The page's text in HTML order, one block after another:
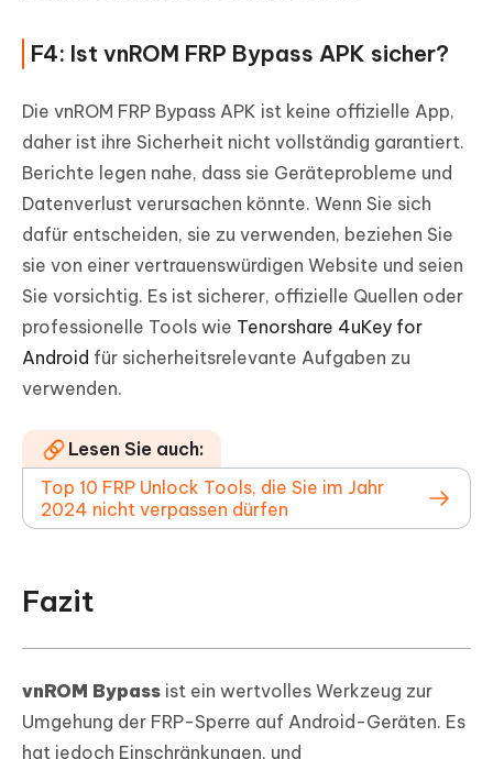
F4: Ist vnROM FRP Bypass APK sicher?
Die vnROM FRP Bypass APK ist keine offizielle App,
daher ist ihre Sicherheit nicht vollständig garantiert.
Berichte legen nahe, dass sie Geräteprobleme und
Datenverlust verursachen könnte. Wenn Sie sich
dafür entscheiden, sie zu verwenden, beziehen Sie
sie von einer vertrauenswürdigen Website und seien
Sie vorsichtig. Es ist sicherer, offizielle Quellen oder
professionelle Tools wie Tenorshare 4uKey for
Android für sicherheitsrelevante Aufgaben zu
verwenden.
Lesen Sie auch:
Top 10 FRP Unlock Tools, die Sie im Jahr
2024 nicht verpassen dürfen
Fazit
vnROM Bypass ist ein wertvolles Werkzeug zur
Umgehung der FRP-Sperre auf Android-Geräten. Es
hat jedoch Einschränkungen, und